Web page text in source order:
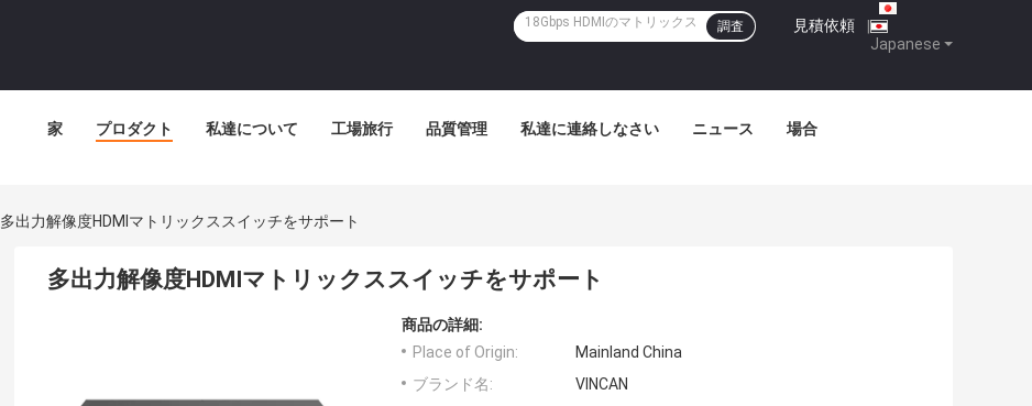
Japanese
見積依頼 |
調査
家 プロダクト 私達について 工場旅行 品質管理 私達に連絡しなさい ニュース 場合
多出力解像度HDMIマトリックススイッチをサポート
多出力解像度HDMIマトリックススイッチをサポート
商品の詳細:
Place of Origin:
Mainland China
ブランド名:
VINCAN